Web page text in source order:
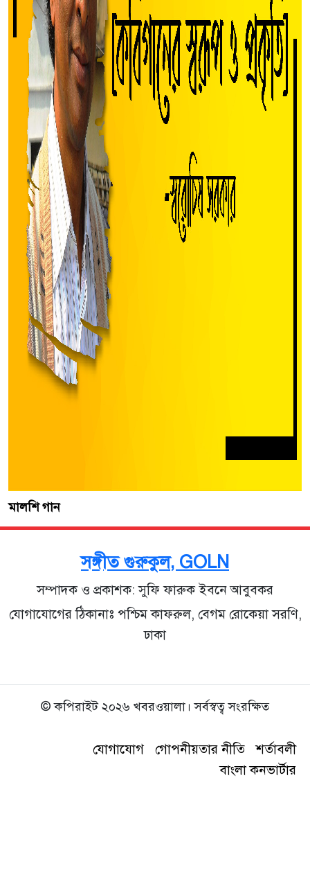
মালশি গান
সঙ্গীত গুরুকুল, GOLN
সম্পাদক ও প্রকাশক: সুফি ফারুক ইবনে আবুবকর
যোগাযোগের ঠিকানাঃ পশ্চিম কাফরুল, বেগম রোকেয়া সরণি,
ঢাকা
© কপিরাইট ২০২৬ খবরওয়ালা। সর্বস্বত্ব সংরক্ষিত
যোগাযোগ গোপনীয়তার নীতি
শর্তাবলী
বাংলা কনভার্টার